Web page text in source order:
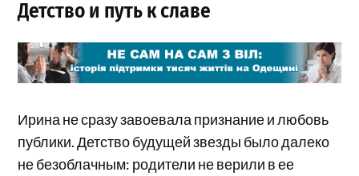
Детство и путь к славе
Ирина не сразу завоевала признание и любовь
публики. Детство будущей звезды было далеко
не безоблачным: родители не верили в ее